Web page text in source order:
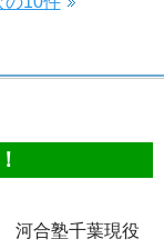
河合塾千葉現役